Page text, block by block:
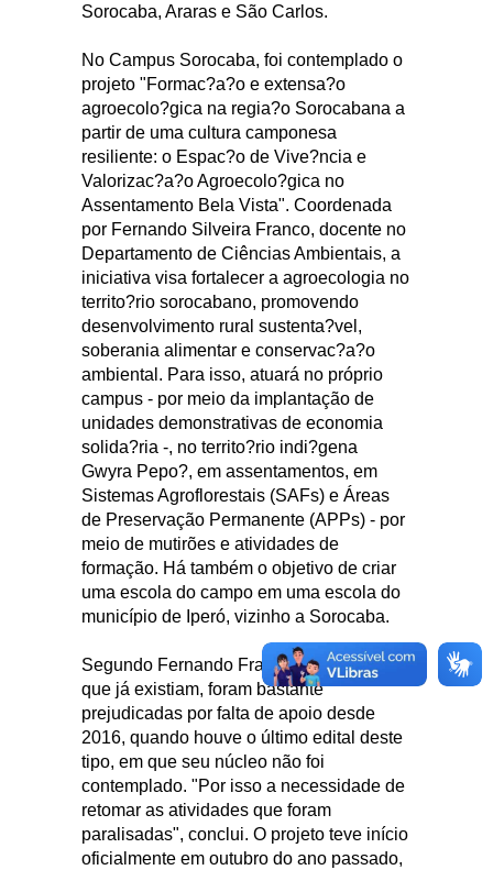
Sorocaba, Araras e São Carlos.
No Campus Sorocaba, foi contemplado o
projeto "Formac?a?o e extensa?o
agroecolo?gica na regia?o Sorocabana a
partir de uma cultura camponesa
resiliente: o Espac?o de Vive?ncia e
Valorizac?a?o Agroecolo?gica no
Assentamento Bela Vista". Coordenada
por Fernando Silveira Franco, docente no
Departamento de Ciências Ambientais, a
iniciativa visa fortalecer a agroecologia no
territo?rio sorocabano, promovendo
desenvolvimento rural sustenta?vel,
soberania alimentar e conservac?a?o
ambiental. Para isso, atuará no próprio
campus - por meio da implantação de
unidades demonstrativas de economia
solida?ria -, no territo?rio indi?gena
Gwyra Pepo?, em assentamentos, em
Sistemas Agroflorestais (SAFs) e Áreas
de Preservação Permanente (APPs) - por
meio de mutirões e atividades de
formação. Há também o objetivo de criar
uma escola do campo em uma escola do
município de Iperó, vizinho a Sorocaba.
Segundo Fernando Franco, as iniciativas,
que já existiam, foram bastante
prejudicadas por falta de apoio desde
2016, quando houve o último edital deste
tipo, em que seu núcleo não foi
contemplado. "Por isso a necessidade de
retomar as atividades que foram
paralisadas", conclui. O projeto teve início
oficialmente em outubro do ano passado,